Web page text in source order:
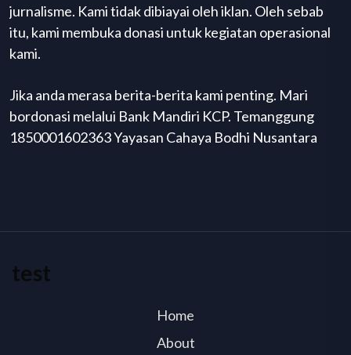
jurnalisme. Kami tidak dibiayai oleh iklan. Oleh sebab
itu, kami membuka donasi untuk kegiatan operasional
kami.
Jika anda merasa berita-berita kami penting. Mari
bordonasi melalui Bank Mandiri KCP. Temanggung
1850001602363 Yayasan Cahaya Bodhi Nusantara
test
Home
About